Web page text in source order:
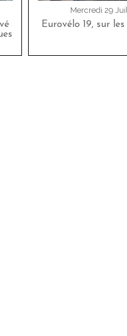
Mercredi 29
Eurovélo 19, sur